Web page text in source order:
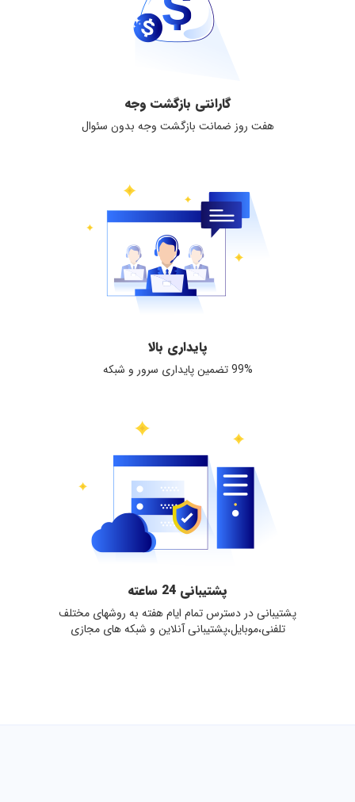
گارانتی بازگشت وجه
هفت روز ضمانت بازگشت وجه بدون سئوال
پایداری بالا
99% تضمین پایداری سرور و شبکه
پشتیبانی 24 ساعته
پشتیبانی در دسترس تمام ایام هفته به روشهای مختلف
تلفنی،موبایل،پشتیبانی آنلاین و شبکه های مجازی